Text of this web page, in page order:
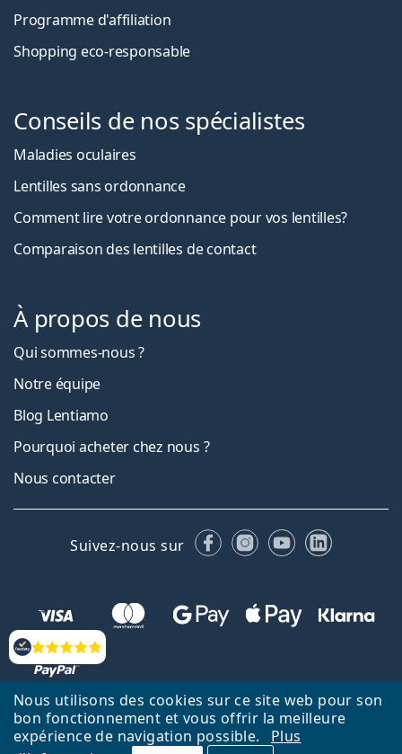
Nous utilisons des cookies sur ce site web pour son
bon fonctionnement et vous offrir la meilleure
expérience de navigation possible.
Plus
Évaluation
Programme d'affiliation
Shopping eco-responsable
Conseils de nos spécialistes
Maladies oculaires
Lentilles sans ordonnance
Comment lire votre ordonnance pour vos lentilles?
Comparaison des lentilles de contact
À propos de nous
Qui sommes-nous ?
Notre équipe
Blog Lentiamo
Pourquoi acheter chez nous ?
Nous contacter
Suivez-nous sur FacebookInstagram
YouTubeLinkedIn
Retour à la page d'accueil
Haut